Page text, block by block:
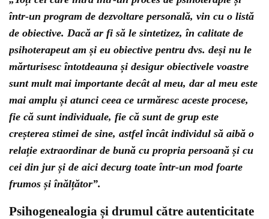
într-un program de dezvoltare personală, vin cu o listă
de obiective. Dacă ar fi să le sintetizez, în calitate de
psihoterapeut am și eu obiective pentru dvs. deși nu le
mărturisesc întotdeauna și desigur obiectivele voastre
sunt mult mai importante decât al meu, dar al meu este
mai amplu și atunci ceea ce urmăresc aceste procese,
fie că sunt individuale, fie că sunt de grup este
creșterea stimei de sine, astfel încât individul să aibă o
relație extraordinar de bună cu propria persoană și cu
cei din jur și de aici decurg toate într-un mod foarte
frumos și înălțător”.
Psihogenealogia și drumul către autenticitate